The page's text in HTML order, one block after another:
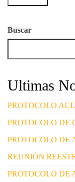
Buscar
Ultimas
PROTOCOLO
PROTOCOLO DE
PROTOCOLO DE
REUNIÓN
PROTOCOLO DE